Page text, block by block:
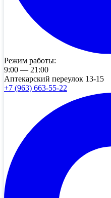
Режим работы:
9:00 — 21:00
Аптекарский переулок 13-15
+7 (963) 663-55-22